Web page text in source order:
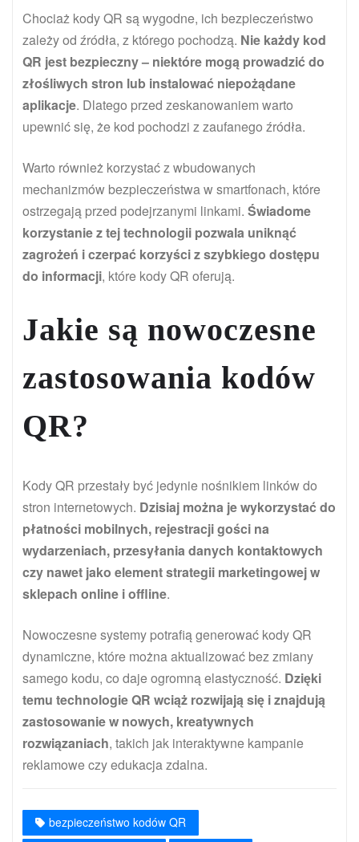
Chociaż kody QR są wygodne, ich bezpieczeństwo
zależy od źródła, z którego pochodzą. Nie każdy kod
QR jest bezpieczny – niektóre mogą prowadzić do
złośliwych stron lub instalować niepożądane
aplikacje. Dlatego przed zeskanowaniem warto
upewnić się, że kod pochodzi z zaufanego źródła.
Warto również korzystać z wbudowanych
mechanizmów bezpieczeństwa w smartfonach, które
ostrzegają przed podejrzanymi linkami. Świadome
korzystanie z tej technologii pozwala uniknąć
zagrożeń i czerpać korzyści z szybkiego dostępu
do informacji, które kody QR oferują.
Jakie są nowoczesne
zastosowania kodów
QR?
Kody QR przestały być jedynie nośnikiem linków do
stron internetowych. Dzisiaj można je wykorzystać do
płatności mobilnych, rejestracji gości na
wydarzeniach, przesyłania danych kontaktowych
czy nawet jako element strategii marketingowej w
sklepach online i offline.
Nowoczesne systemy potrafią generować kody QR
dynamiczne, które można aktualizować bez zmiany
samego kodu, co daje ogromną elastyczność. Dzięki
temu technologie QR wciąż rozwijają się i znajdują
zastosowanie w nowych, kreatywnych
rozwiązaniach, takich jak interaktywne kampanie
reklamowe czy edukacja zdalna.
bezpieczeństwo kodów QR